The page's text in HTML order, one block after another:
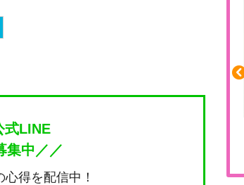
式LINE
集中／／
得を配信中！